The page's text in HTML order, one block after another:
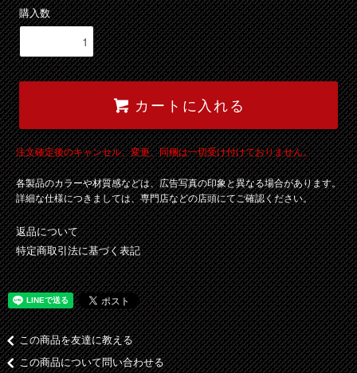
購入数
カートに入れる
注文確定後のキャンセル、変更、同梱は一切受け付けておりません。
各製品のカラーや材質感などは、広告写真の印象と異なる場合があります。
詳細な仕様につきましては、専門店などの店頭にてご確認ください。
返品について
特定商取引法に基づく表記
この商品を友達に教える
この商品について問い合わせる